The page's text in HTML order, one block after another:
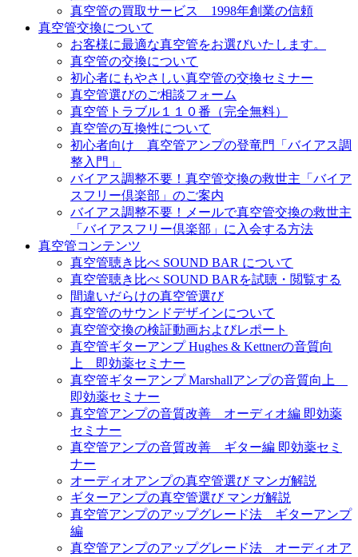
真空管の買取サービス 1998年創業の信頼
真空管交換について
お客様に最適な真空管をお選びいたします。
真空管の交換について
初心者にもやさしい真空管の交換セミナー
真空管選びのご相談フォーム
真空管トラブル１１０番（完全無料）
真空管の互換性について
初心者向け 真空管アンプの登竜門「バイアス調
整入門」
バイアス調整不要！真空管交換の救世主「バイア
スフリー倶楽部」のご案内
バイアス調整不要！メールで真空管交換の救世主
「バイアスフリー倶楽部」に入会する方法
真空管コンテンツ
真空管聴き比べ SOUND BAR について
真空管聴き比べ SOUND BARを試聴・閲覧する
間違いだらけの真空管選び
真空管のサウンドデザインについて
真空管交換の検証動画およびレポート
真空管ギターアンプ Hughes & Kettnerの音質向
上 即効薬セミナー
真空管ギターアンプ Marshallアンプの音質向上
即効薬セミナー
真空管アンプの音質改善 オーディオ編 即効薬
セミナー
真空管アンプの音質改善 ギター編 即効薬セミ
ナー
オーディオアンプの真空管選び マンガ解説
ギターアンプの真空管選び マンガ解説
真空管アンプのアップグレード法 ギターアンプ
編
真空管アンプのアップグレード法 オーディオア